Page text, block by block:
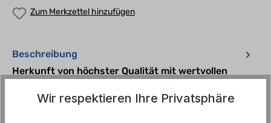
Zum Merkzettel hinzufügen
Beschreibung
Herkunft von höchster Qualität mit wertvollen
Inhaltsstoffen und Mineralien.Zutaten: Natürliches
Mineralwasser mit Kohlensäu… Mehr
Wir respektieren Ihre Privatsphäre